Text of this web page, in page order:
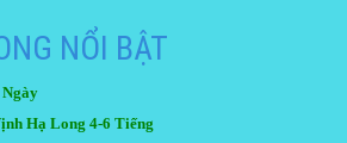
NỔI BẬT
Hạ Long 4-6 Tiếng